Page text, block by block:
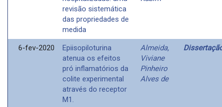
revisão sistemática
das propriedades de
medida
6-fev-2020
Epiisopiloturina
atenua os efeitos
pró inflamatórios da
colite experimental
através do receptor
M1.
Almeida,
Viviane
Pinheiro
Alves de